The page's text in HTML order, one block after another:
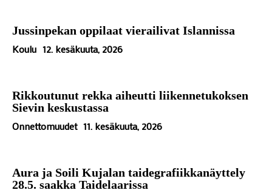
Jussinpekan oppilaat vierailivat Islannissa
Koulu 12. kesäkuuta, 2026
Rikkoutunut rekka aiheutti liikennetukoksen
Sievin keskustassa
Onnettomuudet 11. kesäkuuta, 2026
Aura ja Soili Kujalan taidegrafiikkanäyttely
28.5. saakka Taidelaarissa